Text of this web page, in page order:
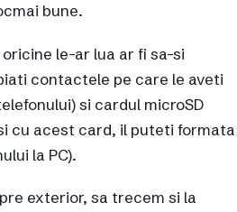
bune.
le-ar lua ar fi sa-si
contactele pe care le aveti
si cardul microSD
cu acest card, il puteti formata
la PC).
exterior, sa trecem si la